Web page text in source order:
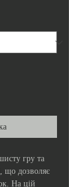
гру та
що дозволяє
На цій